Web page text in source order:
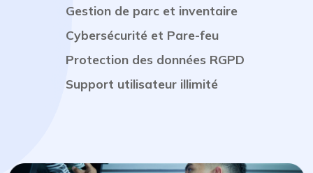
Gestion de parc et inventaire
Cybersécurité et Pare-feu
Protection des données RGPD
Support utilisateur illimité